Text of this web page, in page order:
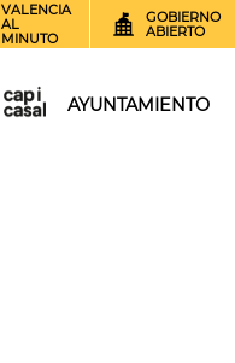
VALENCIA
AL
MINUTO
GOBIERNO
ABIERTO
AYUNTAMIENTO